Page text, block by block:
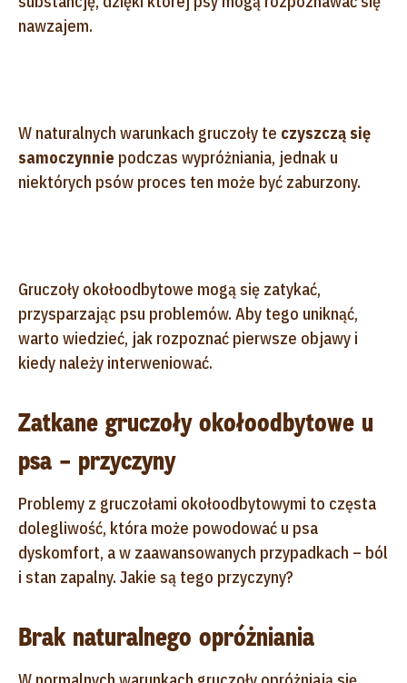
nawzajem.
W naturalnych warunkach gruczoły te czyszczą się
samoczynnie podczas wypróżniania, jednak u
niektórych psów proces ten może być zaburzony.
Gruczoły okołoodbytowe mogą się zatykać,
przysparzając psu problemów. Aby tego uniknąć,
warto wiedzieć, jak rozpoznać pierwsze objawy i
kiedy należy interweniować.
Zatkane gruczoły okołoodbytowe u
psa – przyczyny
Problemy z gruczołami okołoodbytowymi to częsta
dolegliwość, która może powodować u psa
dyskomfort, a w zaawansowanych przypadkach – ból
i stan zapalny. Jakie są tego przyczyny?
Brak naturalnego opróżniania